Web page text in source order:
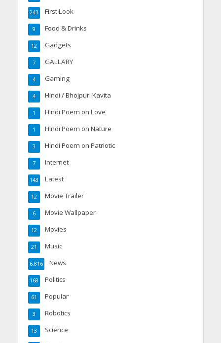
First Look
243
Food & Drinks
9
Gadgets
12
GALLARY
7
Gaming
4
Hindi / Bhojpuri Kavita
4
Hindi Poem on Love
1
Hindi Poem on Nature
1
Hindi Poem on Patriotic
3
Internet
7
Latest
143
Movie Trailer
12
Movie Wallpaper
6
Movies
12
Music
21
News
6,816
Politics
168
Popular
61
Robotics
3
Science
13